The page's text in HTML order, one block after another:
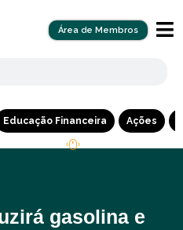
Área de Membros
Educação Financeira Ações
gasolina e